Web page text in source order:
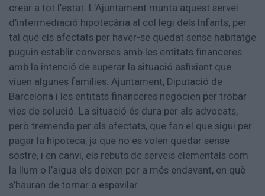
crear a tot l’estat. L’Ajuntament munta aquest servei
d’intermediació hipotecària al col·legi dels Infants, per
tal que els afectats per haver-se quedat sense habitatge
puguin establir converses amb les entitats financeres
amb la intenció de superar la situació asfixiant que
viuen algunes famílies. Ajuntament, Diputació de
Barcelona i les entitats financeres negocien per trobar
vies de solució. La situació és dura per als advocats,
però tremenda per als afectats, que fan el que sigui per
pagar la hipoteca, ja que no es volen quedar sense
sostre, i en canvi, els rebuts de serveis elementals com
la llum o l’aigua els deixen per a més endavant, en què
s’hauran de tornar a espavilar.